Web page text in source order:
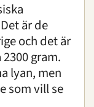
Press
är de
och det är
gram.
lyan, men
som vill se